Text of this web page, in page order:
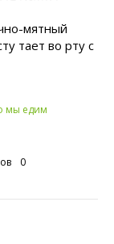
мятный
тает во рту с
мы едим
0